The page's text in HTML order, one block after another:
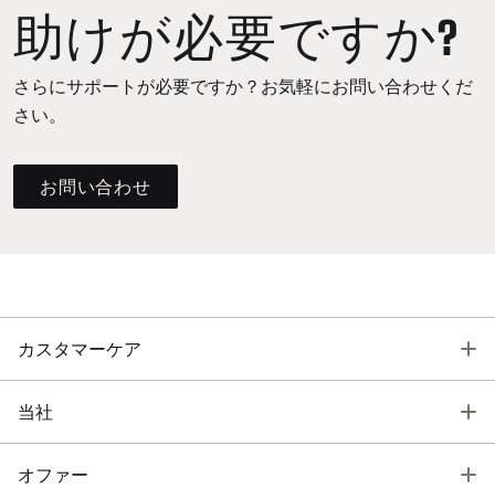
助けが必要ですか?
さらにサポートが必要ですか？お気軽にお問い合わせくだ
さい。
お問い合わせ
カスタマーケア
当社
オファー